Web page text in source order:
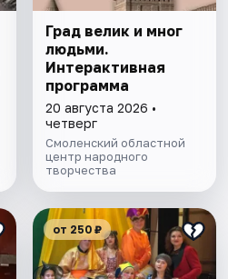
Град велик и мног
людьми.
Интерактивная
программа
20 августа 2026 •
четверг
Смоленский областной
центр народного
творчества
от 250 ₽